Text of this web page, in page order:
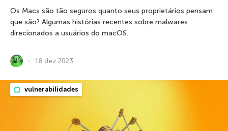
Os Macs são tão seguros quanto seus proprietários pensam
que são? Algumas histórias recentes sobre malwares
direcionados a usuários do macOS.
18 dez 2023
vulnerabilidades